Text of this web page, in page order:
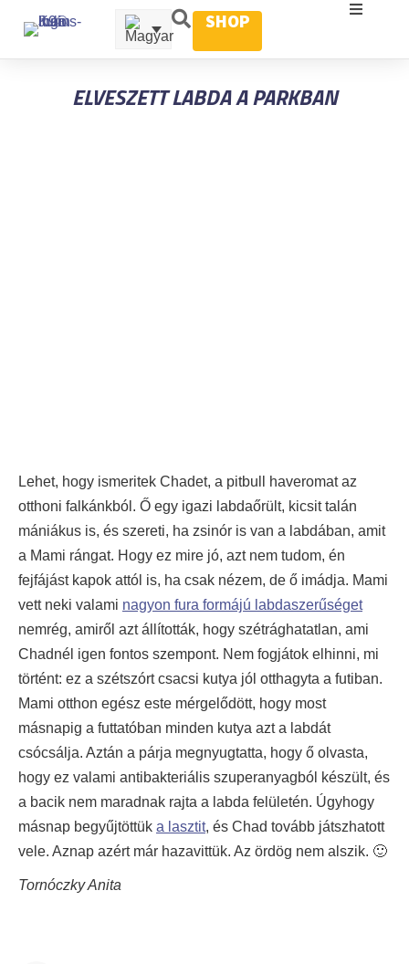
SHOP
ELVESZETT LABDA A PARKBAN
Lehet, hogy ismeritek Chadet, a pitbull haveromat az
otthoni falkánkból. Ő egy igazi labdaőrült, kicsit talán
mániákus is, és szereti, ha zsinór is van a labdában, amit
a Mami rángat. Hogy ez mire jó, azt nem tudom, én
fejfájást kapok attól is, ha csak nézem, de ő imádja. Mami
vett neki valami nagyon fura formájú labdaszerűséget
nemrég, amiről azt állították, hogy szétrághatatlan, ami
Chadnél igen fontos szempont. Nem fogjátok elhinni, mi
történt: ez a szétszórt csacsi kutya jól otthagyta a futiban.
Mami otthon egész este mérgelődött, hogy most
másnapig a futtatóban minden kutya azt a labdát
csócsálja. Aztán a párja megnyugtatta, hogy ő olvasta,
hogy ez valami antibakteriális szuperanyagból készült, és
a bacik nem maradnak rajta a labda felületén. Úgyhogy
másnap begyűjtöttük a lasztit, és Chad tovább játszhatott
vele. Aznap azért már hazavittük. Az ördög nem alszik. 🙂
Tornóczky Anita